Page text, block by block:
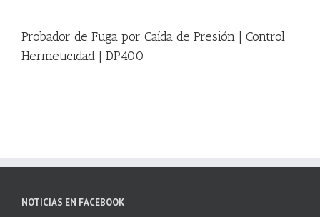
Probador de Fuga por Caída de Presión | Control
Hermeticidad | DP400
NOTICIAS EN FACEBOOK